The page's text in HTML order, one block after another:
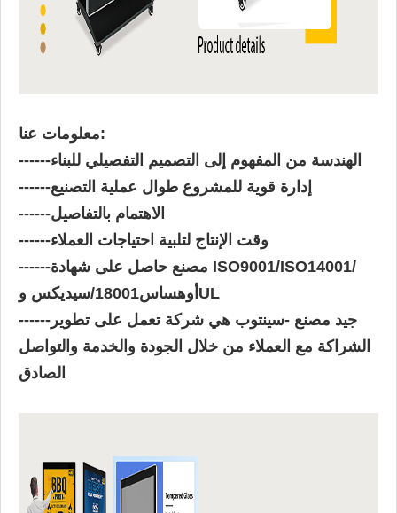
معلومات عنا:
------الهندسة من المفهوم إلى التصميم التفصيلي للبناء
------إدارة قوية للمشروع طوال عملية التصنيع
------الاهتمام بالتفاصيل
------وقت الإنتاج لتلبية احتياجات العملاء
------مصنع حاصل على شهادة ISO9001/ISO14001/
أوهساس18001/سيديكس وUL
------ جيد مصنع -سينتوب هي شركة تعمل على تطوير
الشراكة مع العملاء من خلال الجودة والخدمة والتواصل
الصادق